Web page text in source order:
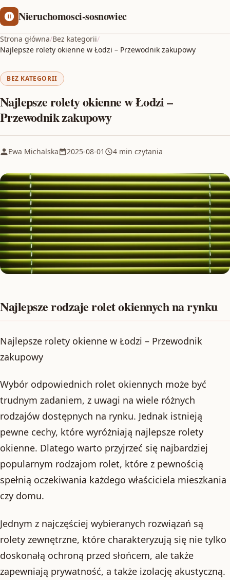
Nieruchomosci-sosnowiec
Strona główna/Bez kategorii/
Najlepsze rolety okienne w Łodzi – Przewodnik zakupowy
BEZ KATEGORII
Najlepsze rolety okienne w Łodzi –
Przewodnik zakupowy
Ewa Michalska 2025-08-01 4 min czytania
Najlepsze rodzaje rolet okiennych na rynku
Najlepsze rolety okienne w Łodzi – Przewodnik
zakupowy
Wybór odpowiednich rolet okiennych może być
trudnym zadaniem, z uwagi na wiele różnych
rodzajów dostępnych na rynku. Jednak istnieją
pewne cechy, które wyróżniają najlepsze rolety
okienne. Dlatego warto przyjrzeć się najbardziej
popularnym rodzajom rolet, które z pewnością
spełnią oczekiwania każdego właściciela mieszkania
czy domu.
Jednym z najczęściej wybieranych rozwiązań są
rolety zewnętrzne, które charakteryzują się nie tylko
doskonałą ochroną przed słońcem, ale także
zapewniają prywatność, a także izolację akustyczną.